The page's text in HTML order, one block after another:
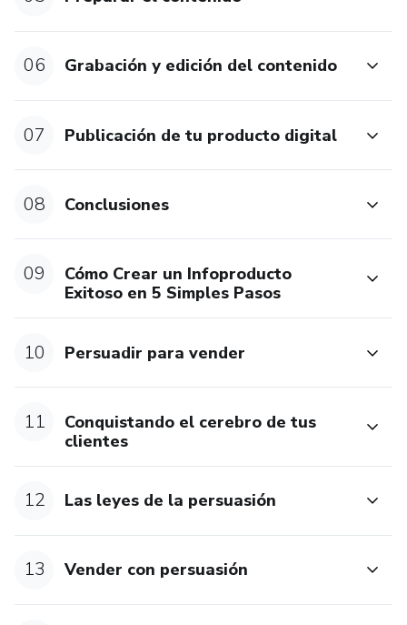
06 Grabación y edición del contenido
07 Publicación de tu producto digital
08 Conclusiones
09
Cómo Crear un Infoproducto
Exitoso en 5 Simples Pasos
10 Persuadir para vender
11
Conquistando el cerebro de tus
clientes
12 Las leyes de la persuasión
13 Vender con persuasión